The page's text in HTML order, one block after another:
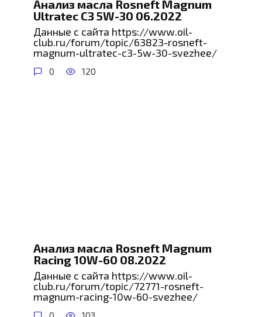
Анализ масла Rosneft Magnum
Ultratec C3 5W-30 06.2022
Данные с сайта https://www.oil-
club.ru/forum/topic/63823-rosneft-
magnum-ultratec-c3-5w-30-svezhee/
0 120
Анализ масла Rosneft Magnum
Racing 10W-60 08.2022
Данные с сайта https://www.oil-
club.ru/forum/topic/72771-rosneft-
magnum-racing-10w-60-svezhee/